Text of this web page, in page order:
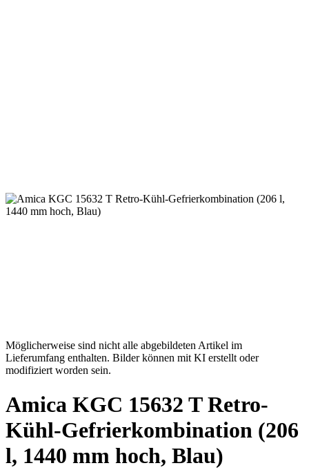
Möglicherweise sind nicht alle abgebildeten Artikel im
Lieferumfang enthalten. Bilder können mit KI erstellt oder
modifiziert worden sein.
Amica KGC 15632 T Retro-
Kühl-Gefrierkombination (206
l, 1440 mm hoch, Blau)